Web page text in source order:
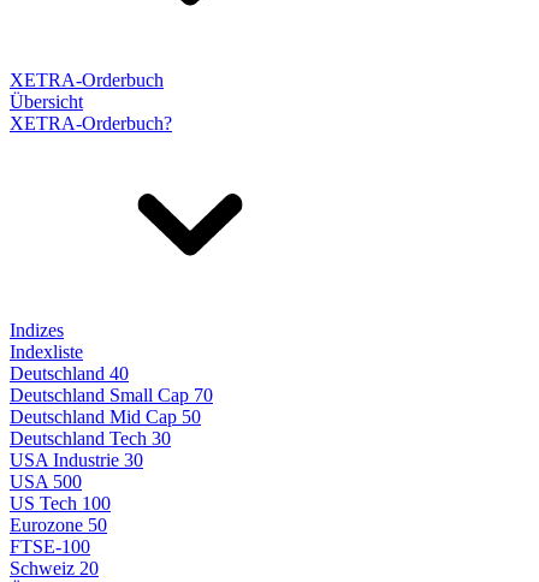
XETRA-Orderbuch
Übersicht
XETRA-Orderbuch?
Indizes
Indexliste
Deutschland 40
Deutschland Small Cap 70
Deutschland Mid Cap 50
Deutschland Tech 30
USA Industrie 30
USA 500
US Tech 100
Eurozone 50
FTSE-100
Schweiz 20